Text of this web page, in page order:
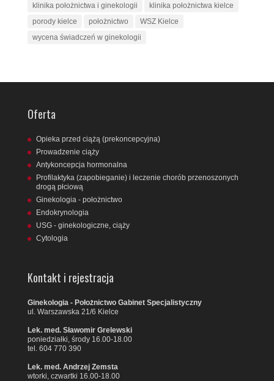
klinika położnictwa i ginekologii
klinika położnictwa kielce
porody kielce
położnictwo
WSZ Kielce
wycena świadczeń w ginekologii
Oferta
Opieka przed ciążą (prekoncepcyjna)
Prowadzenie ciąży
Antykoncepcja hormonalna
Profilaktyka (zapobieganie) i leczenie chorób przenoszonych
drogą płciową
Ginekologia - położnictwo
Endokrynologia
USG - ginekologiczne, ciąży
Cytologia
Kontakt i rejestracja
Ginekologia - Położnictwo Gabinet Specjalistyczny
ul. Warszawska 21/6 Kielce
Lek. med. Sławomir Grelewski
poniedziałki, środy 16.00-18.00
tel. 604 770 390
Lek. med. Andrzej Zemsta
wtorki, czwartki 16.00-18.00